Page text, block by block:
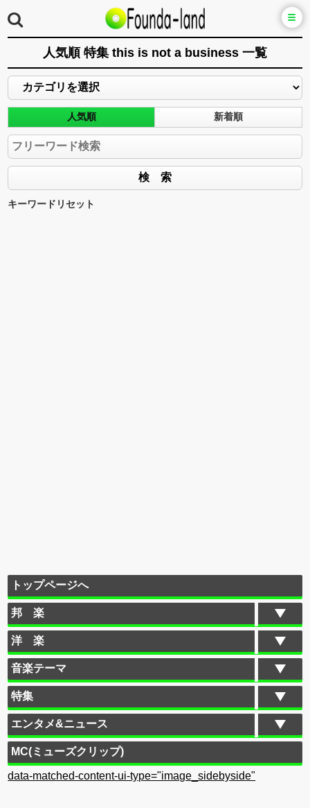
人気順 特集 this is not a business 一覧
人気順 新着順
キーワードリセット
トップページへ
邦 楽
洋 楽
音楽テーマ
特集
エンタメ&ニュース
MC(ミューズクリップ)
data-matched-content-ui-type="image_sidebyside"